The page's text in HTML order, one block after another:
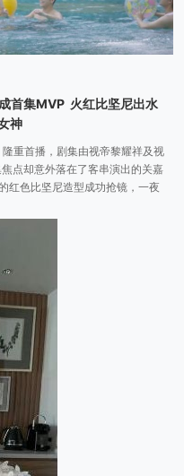
首集MVP 火红比坚尼出水
神
重首播，剧集由视帝黎耀祥及视
点却意外落在了客串演出的关嘉
红色比坚尼造型成功抢镜，一夜